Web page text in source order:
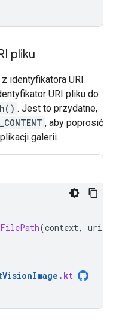
pliku
z identyfikatora URI
URI pliku do
. Jest to przydatne,
, aby poprosić
galerii.
(context, uri
. kt